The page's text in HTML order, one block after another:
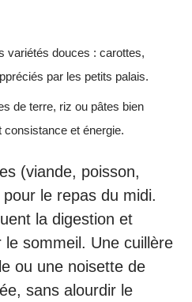
variétés douces : carottes,
par les petits palais.
de terre, riz ou pâtes bien
et énergie.
(viande, poisson,
le repas du midi.
la digestion et
sommeil. Une cuillère
ou une noisette de
sans alourdir le